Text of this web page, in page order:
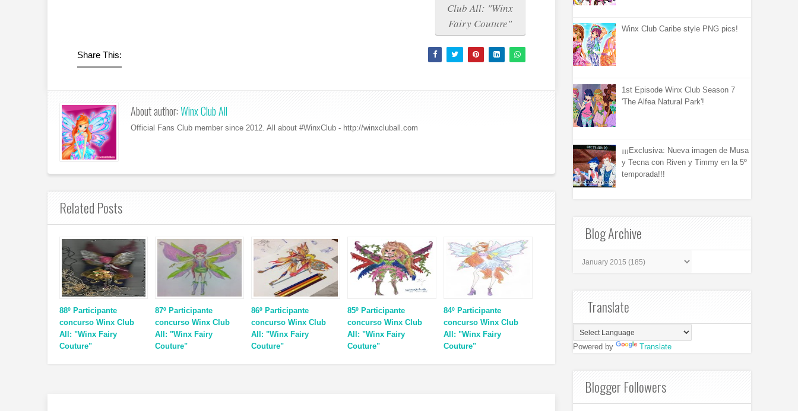
Club All: "Winx
Fairy Couture"
Share This:
About author:Winx Club All
Official Fans Club member since 2012. All about #WinxClub - http://winxcluball.com
Related Posts
88º Participante
concurso Winx Club
All: "Winx Fairy
Couture"
87º Participante
concurso Winx Club
All: "Winx Fairy
Couture"
86º Participante
concurso Winx Club
All: "Winx Fairy
Couture"
85º Participante
concurso Winx Club
All: "Winx Fairy
Couture"
84º Participante
concurso Winx Club
All: "Winx Fairy
Couture"
Winx Club Caribe style PNG pics!
1st Episode Winx Club Season 7
'The Alfea Natural Park'!
¡¡¡Exclusiva: Nueva imagen de Musa
y Tecna con Riven y Timmy en la 5º
temporada!!!
Blog Archive
Translate
Powered by Translate
Blogger Followers